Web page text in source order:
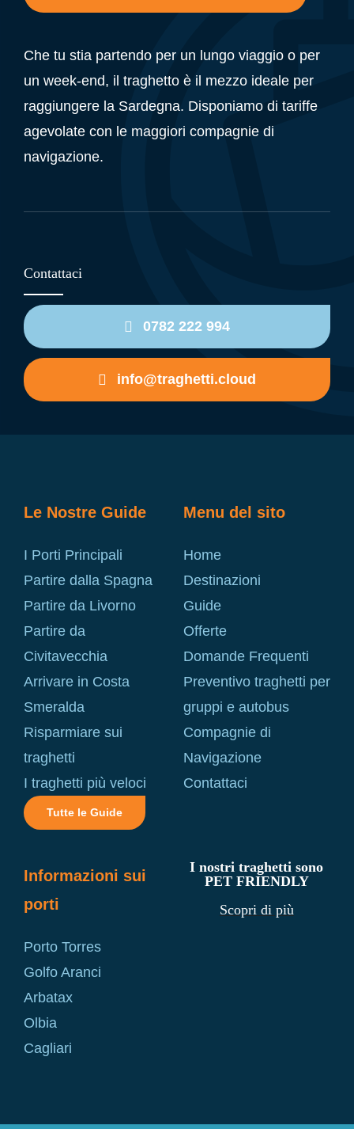
Che tu stia partendo per un lungo viaggio o per
un week-end, il traghetto è il mezzo ideale per
raggiungere la Sardegna. Disponiamo di tariffe
agevolate con le maggiori compagnie di
navigazione.
Contattaci
0782 222 994
info@traghetti.cloud
Le Nostre Guide
I Porti Principali
Partire dalla Spagna
Partire da Livorno
Partire da
Civitavecchia
Arrivare in Costa
Smeralda
Risparmiare sui
traghetti
I traghetti più veloci
Tutte le Guide
Menu del sito
Home
Destinazioni
Guide
Offerte
Domande Frequenti
Preventivo traghetti per
gruppi e autobus
Compagnie di
Navigazione
Contattaci
Informazioni sui
porti
Porto Torres
Golfo Aranci
Arbatax
Olbia
Cagliari
I nostri traghetti sono
PET FRIENDLY
Scopri di più